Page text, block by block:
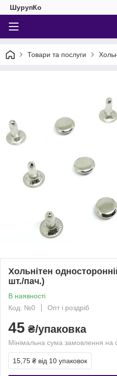
ШурупКо
Товари та послуги
Хольнітен
шт./пач.)
В наявності
Код: №0
Опт і роздріб
45 ₴/упаковка
Мінімальна сума замовлення на
15,75 ₴ від 10 упаковок